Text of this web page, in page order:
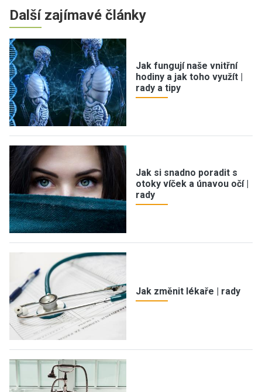
Další zajímavé články
Jak fungují naše vnitřní
hodiny a jak toho využít |
rady a tipy
Jak si snadno poradit s
otoky víček a únavou očí |
rady
Jak změnit lékaře | rady